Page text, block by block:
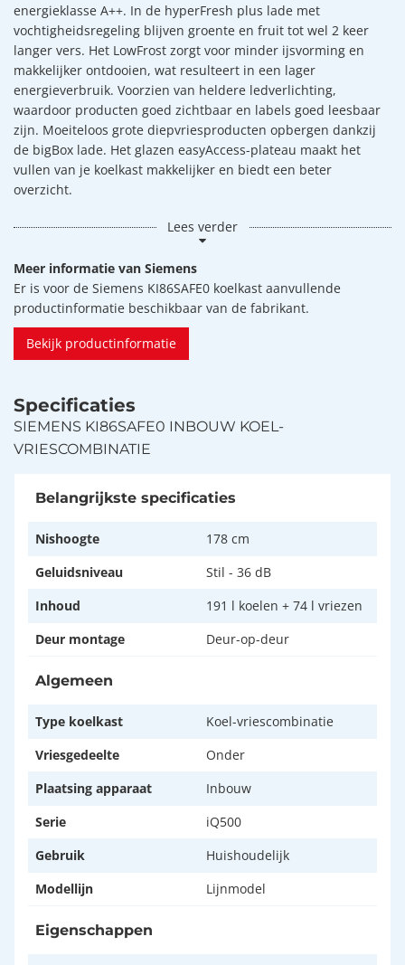
energieklasse A++. In de hyperFresh plus lade met
vochtigheidsregeling blijven groente en fruit tot wel 2 keer
langer vers. Het LowFrost zorgt voor minder ijsvorming en
makkelijker ontdooien, wat resulteert in een lager
energieverbruik. Voorzien van heldere ledverlichting,
waardoor producten goed zichtbaar en labels goed leesbaar
zijn. Moeiteloos grote diepvriesproducten opbergen dankzij
de bigBox lade. Het glazen easyAccess-plateau maakt het
vullen van je koelkast makkelijker en biedt een beter
overzicht.
Lees verder
Meer informatie van Siemens
Er is voor de Siemens KI86SAFE0 koelkast aanvullende
productinformatie beschikbaar van de fabrikant.
Bekijk productinformatie
Specificaties
SIEMENS KI86SAFE0 INBOUW KOEL-
VRIESCOMBINATIE
Belangrijkste specificaties
Nishoogte
178 cm
Geluidsniveau
Stil - 36 dB
Inhoud
191 l koelen + 74 l vriezen
Deur montage
Deur-op-deur
Algemeen
Type koelkast
Koel-vriescombinatie
Vriesgedeelte
Onder
Plaatsing apparaat
Inbouw
Serie
iQ500
Gebruik
Huishoudelijk
Modellijn
Lijnmodel
Eigenschappen